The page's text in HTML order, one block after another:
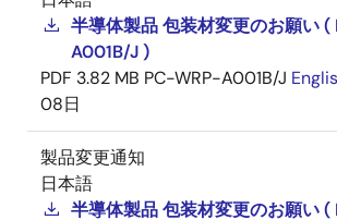
半導体製品 包装材変更のお願い
A001B/J )
PDF 3.82 MB PC-WRP-A001B/J
08日
製品変更通知
日本語
半導体製品 包装材変更のお願い